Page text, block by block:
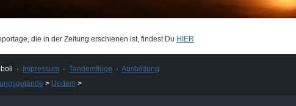
die in der Zeitung erschienen ist, findest Du HIER
· Impressum · Tandemflüge · Ausbildung
> Uedem >